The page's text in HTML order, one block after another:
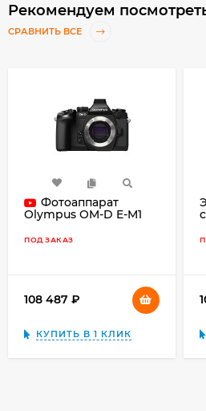
Рекомендуем
СРАВНИТЬ ВСЕ
Фотоаппарат
Olympus OM-D E-M1
ПОД ЗАКАЗ
108 487
КУПИТЬ В 1 КЛИК